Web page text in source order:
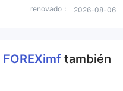
renovado： 2026-08-06
FOREXimf también